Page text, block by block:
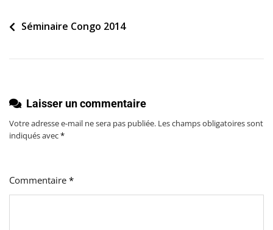
Navigation
l’article
Séminaire Congo 2014
Laisser un commentaire
Votre adresse e-mail ne sera pas publiée. Les champs obligatoires sont
indiqués avec*
Commentaire *